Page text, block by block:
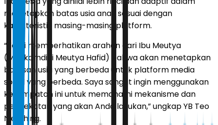
menetapkan batas usia anak sesuai dengan
karakteristik masing-masing platform.
“Kami memperhatikan arahan dari Ibu Meutya
(Menkomdigi Meutya Hafid) bahwa akan menetapkan
batasan usia yang berbeda untuk platform media
sosial yang berbeda. Saya sangat ingin menggunakan
kesempatan ini untuk memahami mekanisme dan
pendekatan yang akan Anda lakukan,” ungkap YB Teo
Nie Ching.